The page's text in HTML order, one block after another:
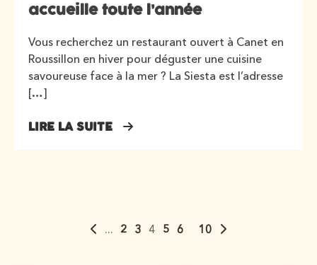
accueille toute l’année
Vous recherchez un restaurant ouvert à Canet en
Roussillon en hiver pour déguster une cuisine
savoureuse face à la mer ? La Siesta est l’adresse
[…]
LIRE LA SUITE
... 2 3 4 5 6 10